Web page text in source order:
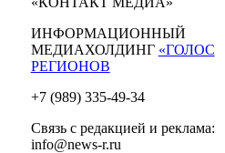
ИНФОРМАЦИОННЫЙ
МЕДИАХОЛДИНГ «ГОЛОС
РЕГИОНОВ
+7 (989) 335-49-34
Связь с редакцией и реклама:
info@news-r.ru